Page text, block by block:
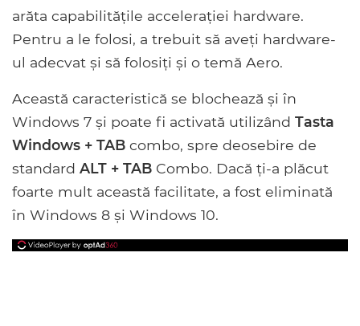
arăta capabilitățile accelerației hardware.
Pentru a le folosi, a trebuit să aveți hardware-
ul adecvat și să folosiți și o temă Aero.
Această caracteristică se blochează și în
Windows 7 și poate fi activată utilizând Tasta
Windows + TAB combo, spre deosebire de
standard ALT + TAB Combo. Dacă ți-a plăcut
foarte mult această facilitate, a fost eliminată
în Windows 8 și Windows 10.